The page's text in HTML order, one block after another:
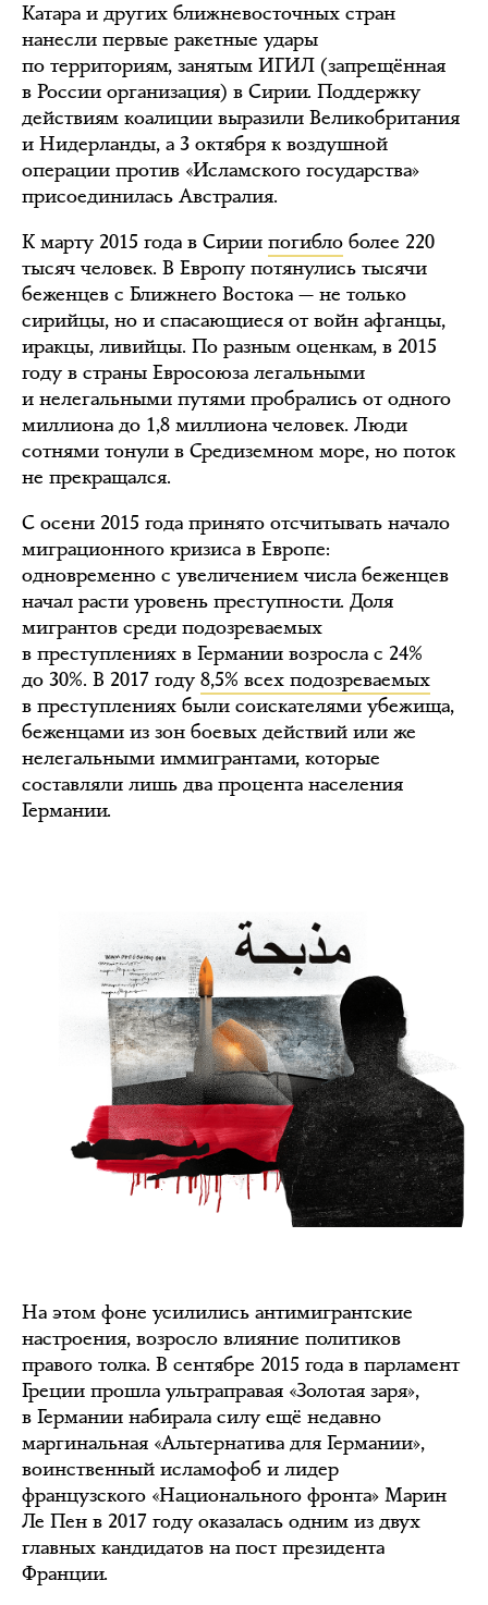
Катара и других ближневосточных стран
нанесли первые ракетные удары
по территориям, занятым ИГИЛ (запрещённая
в России организация) в Сирии. Поддержку
действиям коалиции выразили Великобритания
и Нидерланды, а 3 октября к воздушной
операции против «Исламского государства»
присоединилась Австралия.
К марту 2015 года в Сирии погибло более 220
тысяч человек. В Европу потянулись тысячи
беженцев с Ближнего Востока — не только
сирийцы, но и спасающиеся от войн афганцы,
иракцы, ливийцы. По разным оценкам, в 2015
году в страны Евросоюза легальными
и нелегальными путями пробрались от одного
миллиона до 1,8 миллиона человек. Люди
сотнями тонули в Средиземном море, но поток
не прекращался.
С осени 2015 года принято отсчитывать начало
миграционного кризиса в Европе:
одновременно с увеличением числа беженцев
начал расти уровень преступности. Доля
мигрантов среди подозреваемых
в преступлениях в Германии возросла с 24%
до 30%. В 2017 году 8,5% всех подозреваемых
в преступлениях были соискателями убежища,
беженцами из зон боевых действий или же
нелегальными иммигрантами, которые
составляли лишь два процента населения
Германии.
На этом фоне усилились антимигрантские
настроения, возросло влияние политиков
правого толка. В сентябре 2015 года в парламент
Греции прошла ультраправая «Золотая заря»,
в Германии набирала силу ещё недавно
маргинальная «Альтернатива для Германии»,
воинственный исламофоб и лидер
французского «Национального фронта» Марин
Ле Пен в 2017 году оказалась одним из двух
главных кандидатов на пост президента
Франции.